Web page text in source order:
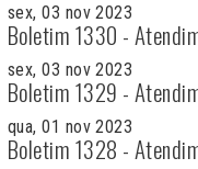
sex, 03 nov 2023
Boletim 1330 -
sex, 03 nov 2023
Boletim 1329 -
qua, 01 nov 2023
Boletim 1328 -